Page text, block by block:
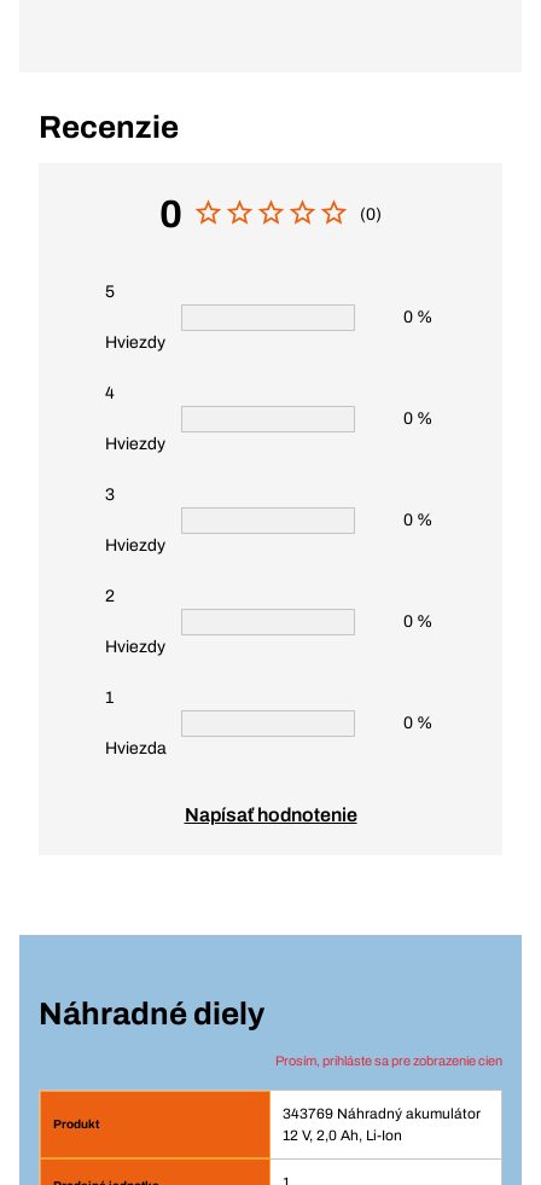
Recenzie
0 (0)
5
Hviezdy
0 %
4
Hviezdy
0 %
3
Hviezdy
0 %
2
Hviezdy
0 %
1
Hviezda
0 %
Napísať hodnotenie
Náhradné diely
Prosím, prihláste sa pre zobrazenie cien
343769 Náhradný akumulátor
12 V, 2,0 Ah, Li-Ion